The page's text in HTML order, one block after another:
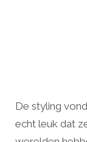
De styling
echt leuk dat